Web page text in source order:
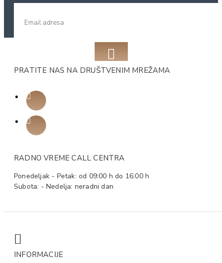
PRATITE NAS NA DRUŠTVENIM MREŽAMA
RADNO VREME CALL CENTRA
Ponedeljak - Petak: od 09:00 h do 16:00 h
Subota: - Nedelja: neradni dan
INFORMACIJE